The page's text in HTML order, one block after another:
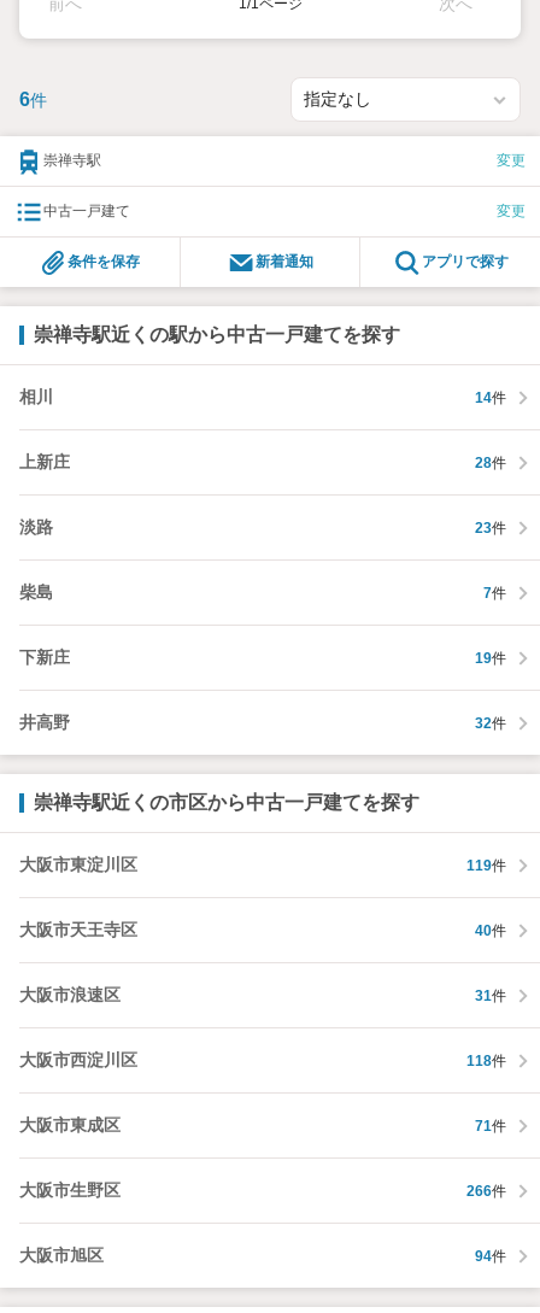
1/1ページ
6件
崇禅寺駅 変更
中古一戸建て 変更
条件を保存 新着通知 アプリで探す
崇禅寺駅近くの駅から中古一戸建てを探す
相川 14件
上新庄 28件
淡路 23件
柴島 7件
下新庄 19件
井高野 32件
崇禅寺駅近くの市区から中古一戸建てを探す
大阪市東淀川区 119件
大阪市天王寺区 40件
大阪市浪速区 31件
大阪市西淀川区 118件
大阪市東成区 71件
大阪市生野区 266件
大阪市旭区 94件